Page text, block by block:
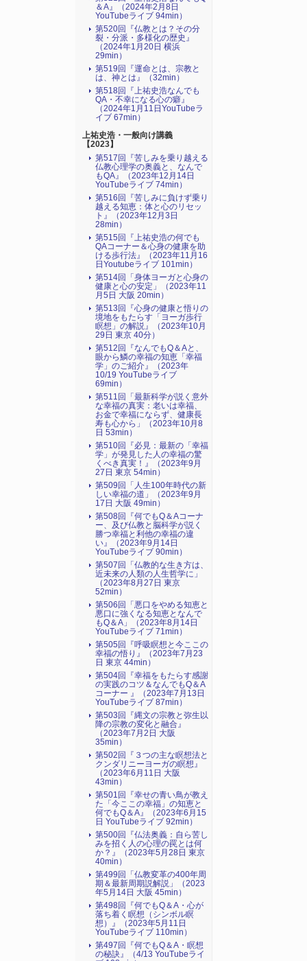
＆A』（2024年2月8日
YouTubeライブ 94min）
第520回『仏教とは？その分
裂・分派・多様化の歴史』
（2024年1月20日 横浜
29min）
第519回『運命とは、宗教と
は、神とは』（32min）
第518回『上祐史浩なんでも
QA・不幸になる心の癖』
（2024年1月11日YouTubeラ
イブ 67min）
上祐史浩・一般向け講義
【2023】
第517回『苦しみを乗り越える
仏教心理学の奥義と、なんで
もQA』（2023年12月14日
YouTubeライブ 74min）
第516回『苦しみに負けず乗り
越える知恵：体と心のリセッ
ト』（2023年12月3日
28min）
第515回『上祐史浩の何でも
QAコーナー＆心身の健康を助
ける歩行法』（2023年11月16
日Youtubeライブ 101min）
第514回「身体ヨーガと心身の
健康と心の安定」（2023年11
月5日 大阪 20min）
第513回『心身の健康と悟りの
境地をもたらす「ヨーガ歩行
瞑想」の解説』（2023年10月
29日 東京 40分）
第512回『なんでもQ＆Aと、
眼から鱗の幸福の知恵「幸福
学」のご紹介』（2023年
10/19 YouTubeライブ
69min）
第511回「最新科学が説く意外
な幸福の真実：老いは幸福、
お金で幸福にならず、健康長
寿も心から」（2023年10月8
日 53min）
第510回『必見：最新の「幸福
学」が発見した人の幸福の驚
くべき真実！』（2023年9月
27日 東京 54min）
第509回「人生100年時代の新
しい幸福の道」（2023年9月
17日 大阪 49min）
第508回『何でもQ＆Aコーナ
ー、及び仏教と脳科学が説く
勝つ幸福と利他の幸福の違
い』（2023年9月14日
YouTubeライブ 90min）
第507回「仏教的な生き方は、
近未来の人類の人生哲学に」
（2023年8月27日 東京
52min）
第506回「悪口をやめる知恵と
悪口に強くなる知恵となんで
もQ＆A」（2023年8月14日
YouTubeライブ 71min）
第505回『呼吸瞑想と今ここの
幸福の悟り』（2023年7月23
日 東京 44min）
第504回『幸福をもたらす感謝
の実践のコツ＆なんでもQ＆A
コーナー 』（2023年7月13日
YouTubeライブ 87min）
第503回『縄文の宗教と弥生以
降の宗教の変化と融合』
（2023年7月2日 大阪
35min）
第502回『３つの主な瞑想法と
クンダリニーヨーガの瞑想』
（2023年6月11日 大阪
43min）
第501回『幸せの青い鳥が教え
た「今ここの幸福」の知恵と
何でもQ＆A』（2023年6月15
日 YouTubeライブ 92min）
第500回『仏法奥義：自ら苦し
みを招く人の心理の罠とは何
か？』（2023年5月28日 東京
40min）
第499回「仏教変革の400年周
期＆最新周期説解説」（2023
年5月14日 大阪 45min）
第498回『何でもQ＆A・心が
落ち着く瞑想（シンボル瞑
想）』（2023年5月11日
YouTubeライブ 110min）
第497回『何でもQ＆A・瞑想
の秘訣』（4/13 YouTubeライ